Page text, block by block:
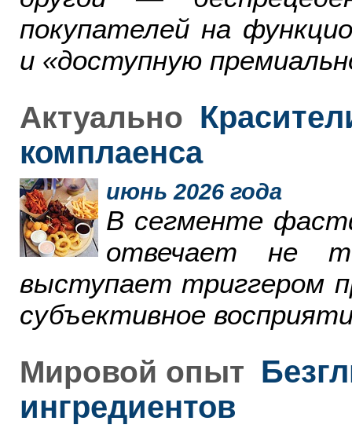
покупателей на
и «доступную
Актуально
комплаенса
июнь 2026 года
В сегменте
отвечает не
выступает триггером
субъективное
Мировой опыт
ингредиентов